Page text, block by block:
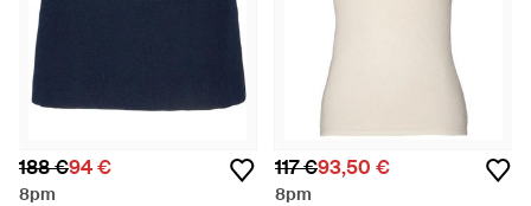
188 €94 €
8pm
117 €93,50 €
8pm